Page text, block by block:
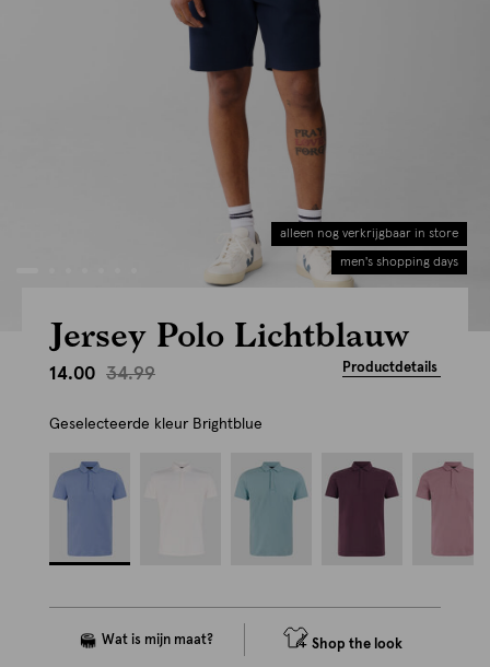
alleen nog verkrijgbaar in store
men's shopping days
Jersey Polo Lichtblauw
14.00 34.99 Productdetails
Geselecteerde kleur Brightblue
Shop the look